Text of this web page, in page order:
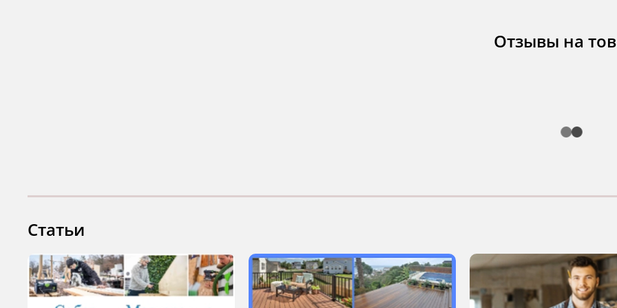
Отзывы на
Статьи